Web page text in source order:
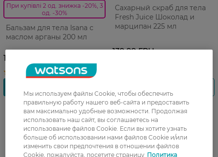
При купівлі 2 од. знижка -20%, 3
од. -30%
Бальзам для тела Isana с
маслом арганы 200 мл
139,99 ГРН
Сахарный скраб для тела
Fresh Juice Шоколад и
марципан 225 мл
139,99 ГРН
Мы используем файлы Cookie, чтобы обеспечить
правильную работу нашего веб-сайта и предоставить
вам максимально удобные возможности. Продолжая
использовать наш сайт, вы соглашаетесь на
использование файлов Cookie. Если вы хотите узнать
больше об использовании нами файлов Cookie и/или
изменить свои предпочтения в отношении файлов
Cookie, пожалуйста, посетите страницу Политика